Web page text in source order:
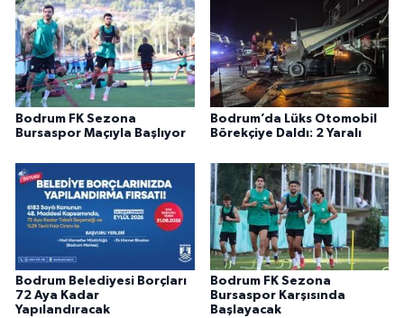
Bodrum FK Sezona
Bursaspor Maçıyla Başlıyor
Bodrum’da Lüks Otomobil
Börekçiye Daldı: 2 Yaralı
Bodrum Belediyesi Borçları
72 Aya Kadar
Yapılandıracak
Bodrum FK Sezona
Bursaspor Karşısında
Başlayacak